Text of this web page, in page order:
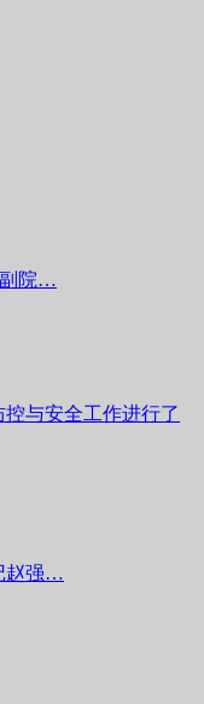
副院…
与安全工作进行了
赵强…